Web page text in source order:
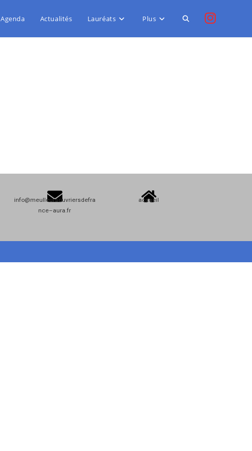
Agenda Actualités Lauréats Plus
info@meulleursouvriersdefra
nce–aura.fr
accueil